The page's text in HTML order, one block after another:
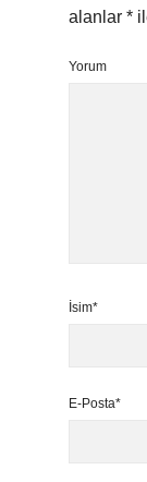
alanlar *
Yorum
İsim*
E-Posta*